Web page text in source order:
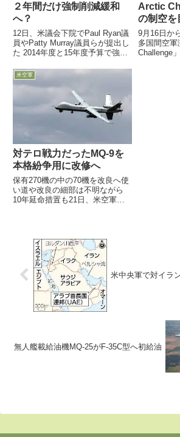
２年間だけ強制削減緩和
へ？
12日、米議会下院でPaul Ryan議
員やPatty Murray議員らが提出し
た 2014年度と15年度予算で強制
上院へ。来週（16日の週）上院
で可決されるかは予断を許さない
Arctic
の制空を
9月16日か
多国間空
Challenge
米空軍
対テロ戦力だったMQ-9を
本格紛争用に改修へ
保有270機の中の70機を改良へ使
い道や改良の細部は不明ながら
10年延命措置も21日、米空軍が
約300億円の契約を結んだと発表
しました...
米中央軍で対イラ
無人艦載給油機MQ-25がF-35C型へ初給油